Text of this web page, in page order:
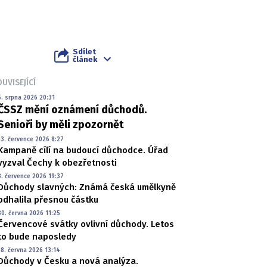
Sdílet
článek
srpna 2026 20:31
mění oznámení důchodů.
by měli zpozornět
července 2026 8:27
cílí na budoucí důchodce. Úřad
Čechy k obezřetnosti
července 2026 19:37
slavných: Známá česká umělkyně
přesnou částku
června 2026 11:25
svátky ovlivní důchody. Letos
bude naposledy
června 2026 13:14
v Česku a nová analýza.